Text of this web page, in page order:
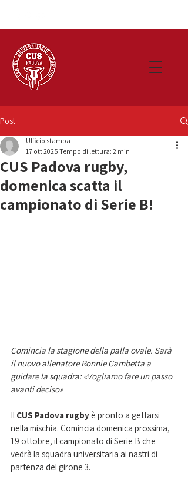
Post
CUS Padova rugby,
domenica scatta il
campionato di Serie B!
Ufficio stampa
17 ott 2025 Tempo di lettura: 2 min
Comincia la stagione della palla ovale. Sarà
il nuovo allenatore Ronnie Gambetta a
guidare la squadra: «Vogliamo fare un passo
avanti deciso»
Il CUS Padova rugby è pronto a gettarsi
nella mischia. Comincia domenica prossima,
19 ottobre, il campionato di Serie B che
vedrà la squadra universitaria ai nastri di
partenza del girone 3.